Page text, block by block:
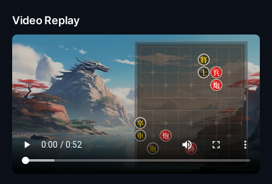
Video Replay